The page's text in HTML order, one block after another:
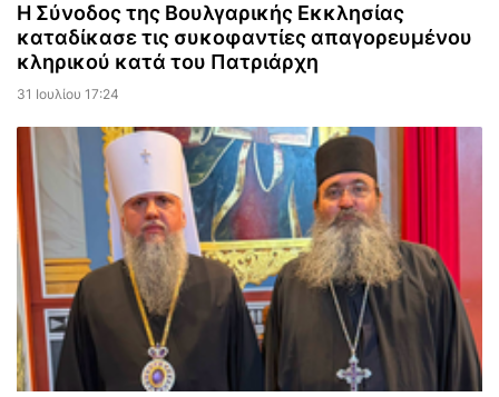
Η Σύνοδος της Βουλγαρικής Εκκλησίας
καταδίκασε τις συκοφαντίες απαγορευμένου
κληρικού κατά του Πατριάρχη
31 Ιουλίου 17:24